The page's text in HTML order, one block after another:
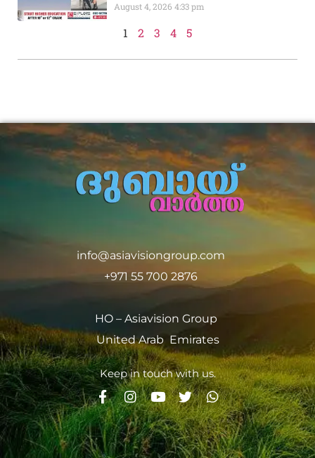
August 4, 20264:33 pm
1 2 3 4 5
info@asiavisiongroup.com
+971 55 700 2876
HO – Asiavision Group
United Arab Emirates
Keep in touch with us.